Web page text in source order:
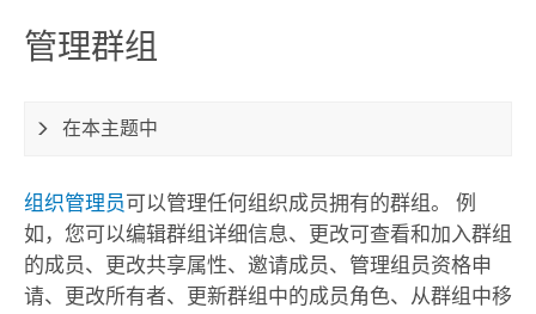
管理群组
在本主题中
组织管理员可以管理任何组织成员拥有的群组。 例
如，您可以编辑群组详细信息、更改可查看和加入群组
的成员、更改共享属性、邀请成员、管理组员资格申
请、更改所有者、更新群组中的成员角色、从群组中移